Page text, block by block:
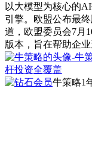
以大模型为核心的
引擎。欧盟公布最
道，欧盟委员会7月
版本，旨在帮助企业
牛策略1